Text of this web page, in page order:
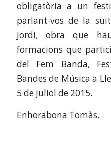
obligatòria a un
parlant-vos de la
Jordi, obra que
formacions que
del Fem Banda,
Bandes de Música a
5 de juliol de 2015.
Enhorabona Tomàs.